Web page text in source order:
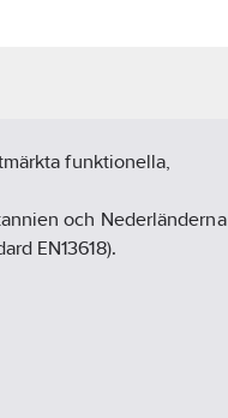
funktionella,
och Nederländerna
EN13618).